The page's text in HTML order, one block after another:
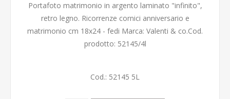
Portafoto matrimonio in argento laminato "infinito",
retro legno. Ricorrenze cornici anniversario e
matrimonio cm 18x24 - fedi Marca: Valenti & co.Cod.
prodotto: 52145/4l
Cod.: 52145 5L